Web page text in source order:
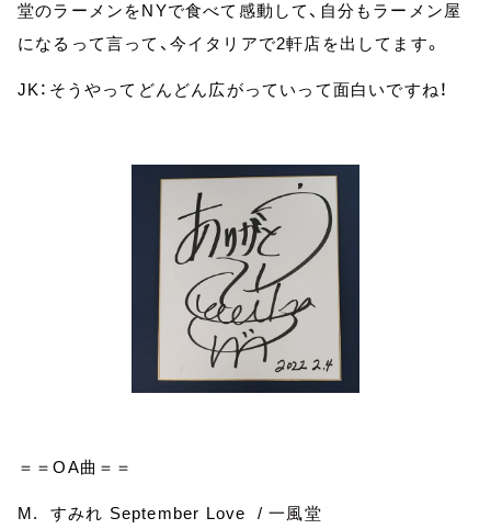
堂のラーメンをNYで食べて感動して、自分もラーメン屋
になるって言って、今イタリアで2軒店を出してます。
JK：そうやってどんどん広がっていって面白いですね！
＝＝OA曲＝＝
M. すみれ September Love / 一風堂